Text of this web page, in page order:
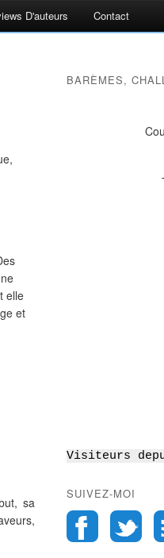
D'auteurs Contact
elle
et
sa
BARÈMES,
Visiteurs
SUIVEZ-MOI